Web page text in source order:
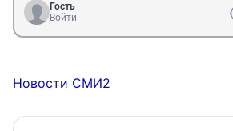
Гость
Войти
Новости СМИ2